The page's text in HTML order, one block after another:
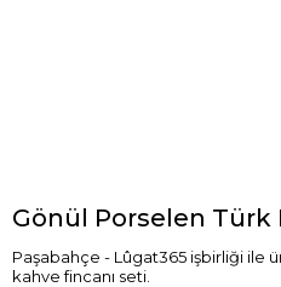
Gönül Porselen Türk
Paşabahçe - Lûgat365 işbirliği ile
kahve fincanı seti.